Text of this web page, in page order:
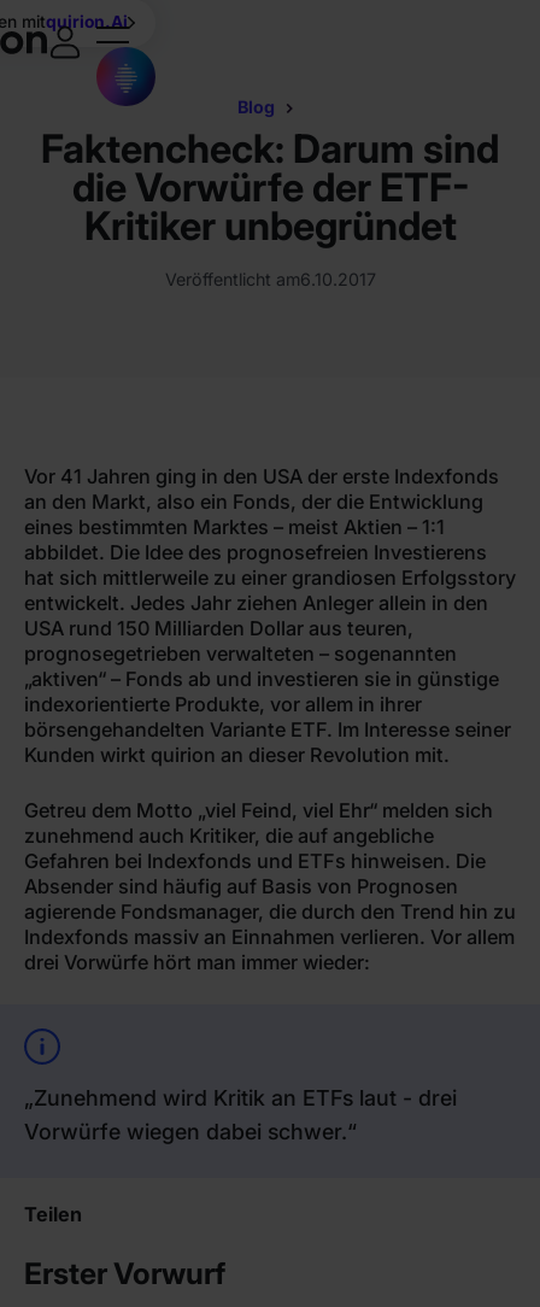
mitquirion.Ai
Blog
Faktencheck: Darum sind
die Vorwürfe der ETF-
Kritiker unbegründet
Veröffentlicht am6.10.2017
Vor 41 Jahren ging in den USA der erste Indexfonds
an den Markt, also ein Fonds, der die Entwicklung
eines bestimmten Marktes – meist Aktien – 1:1
abbildet. Die Idee des prognosefreien Investierens
hat sich mittlerweile zu einer grandiosen Erfolgsstory
entwickelt. Jedes Jahr ziehen Anleger allein in den
USA rund 150 Milliarden Dollar aus teuren,
prognosegetrieben verwalteten – sogenannten
„aktiven“ – Fonds ab und investieren sie in günstige
indexorientierte Produkte, vor allem in ihrer
börsengehandelten Variante ETF. Im Interesse seiner
Kunden wirkt quirion an dieser Revolution mit.
Getreu dem Motto „viel Feind, viel Ehr“ melden sich
zunehmend auch Kritiker, die auf angebliche
Gefahren bei Indexfonds und ETFs hinweisen. Die
Absender sind häufig auf Basis von Prognosen
agierende Fondsmanager, die durch den Trend hin zu
Indexfonds massiv an Einnahmen verlieren. Vor allem
drei Vorwürfe hört man immer wieder:
„Zunehmend wird Kritik an ETFs laut - drei
Vorwürfe wiegen dabei schwer.“
Teilen
Erster Vorwurf